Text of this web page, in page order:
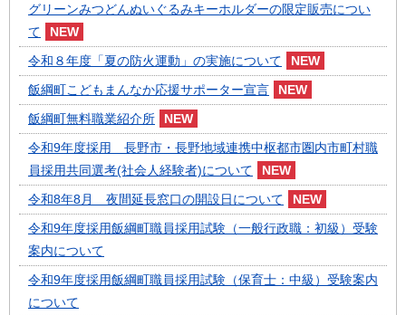
グリーンみつどんぬいぐるみキーホルダーの限定販売につい
て
令和８年度「夏の防火運動」の実施について
飯綱町こどもまんなか応援サポーター宣言
飯綱町無料職業紹介所
令和9年度採用 長野市・長野地域連携中枢都市圏内市町村職
員採用共同選考(社会人経験者)について
令和8年8月 夜間延長窓口の開設日について
令和9年度採用飯綱町職員採用試験（一般行政職：初級）受験
案内について
令和9年度採用飯綱町職員採用試験（保育士：中級）受験案内
について